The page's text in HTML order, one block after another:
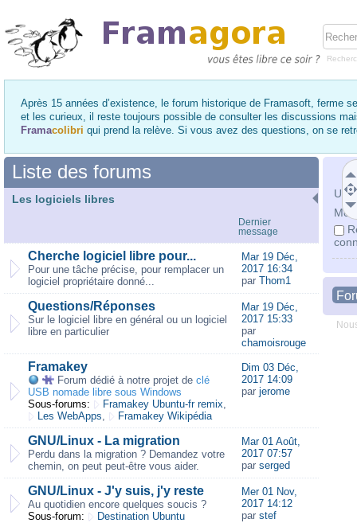
Après 15 années d’existence, le forum historique de Framasoft, ferme
et les curieux, il reste toujours possible de consulter les discussions
Framacolibri qui prend la relève. Si vous avez des questions, on se
Mot
Liste des forums
Les logiciels libres
Dernier
message
Cherche logiciel libre pour...
Pour une tâche précise, pour remplacer un
logiciel propriétaire donné...
Mar 19 Déc,
2017 16:34
par Thom1
Questions/Réponses
Sur le logiciel libre en général ou un logiciel
libre en particulier
Mar 19 Déc,
2017 15:33
par
chamoisrouge
Framakey
Forum dédié à notre projet de clé
USB nomade libre sous Windows
Sous-forums:
Framakey Ubuntu-fr remix,
Les WebApps, Framakey Wikipédia
Dim 03 Déc,
2017 14:09
par jerome
GNU/Linux - La migration
Perdu dans la migration ? Demandez votre
chemin, on peut peut-être vous aider.
Mar 01 Août,
2017 07:57
par serged
GNU/Linux - J'y suis, j'y reste
Au quotidien encore quelques soucis ?
Sous-forum:
Destination Ubuntu
Mer 01 Nov,
2017 14:12
par stef